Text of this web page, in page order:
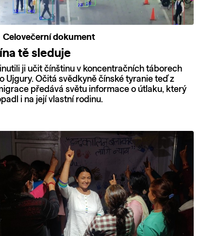
Celovečerní dokument
tě sleduje
ji učit čínštinu v koncentračních táborech
Ujgury. Očitá svědkyně čínské tyranie teď z
předává světu informace o útlaku, který
i na její vlastní rodinu.